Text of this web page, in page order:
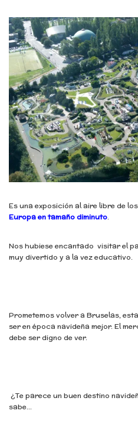
Es una exposición al aire libre de los
Europa en tamaño diminuto.
Nos hubiese encantado visitar el
muy divertido y a la vez educativo.
Prometemos volver a Bruselas,
ser en época navideña mejor. El
debe ser digno de ver.
¿Te parece un buen destino
sabe…